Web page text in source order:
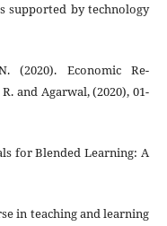
supported by technology
(2020). Economic Re-
and Agarwal, (2020), 01-
for Blended Learning: A
in teaching and learning